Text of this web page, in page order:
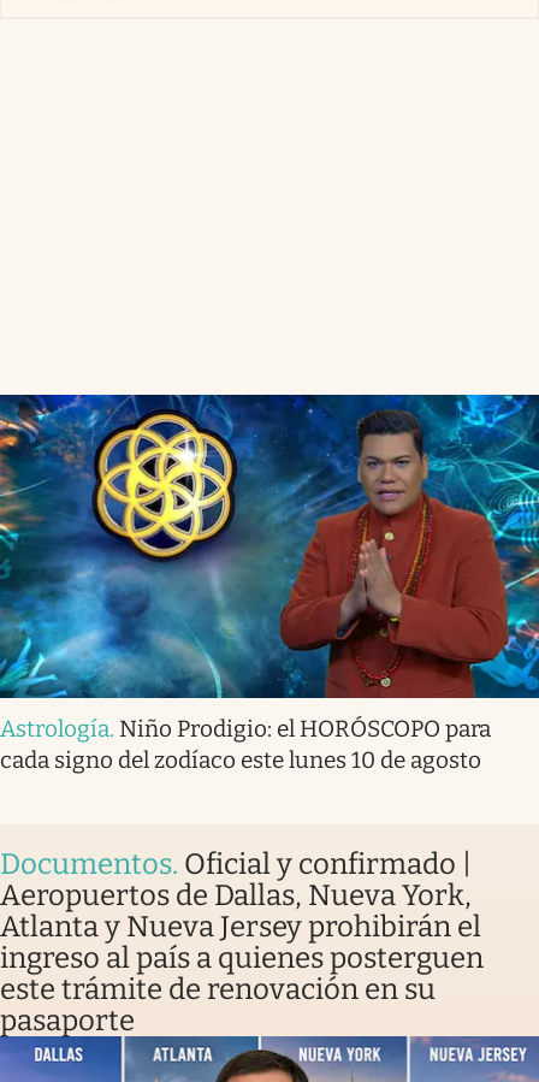
Astrología. Niño Prodigio: el HORÓSCOPO para
cada signo del zodíaco este lunes 10 de agosto
Documentos. Oficial y confirmado |
Aeropuertos de Dallas, Nueva York,
Atlanta y Nueva Jersey prohibirán el
ingreso al país a quienes posterguen
este trámite de renovación en su
pasaporte